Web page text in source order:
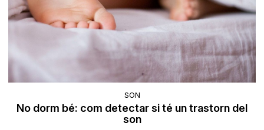
SON
No dorm bé: com detectar si té un trastorn del
son